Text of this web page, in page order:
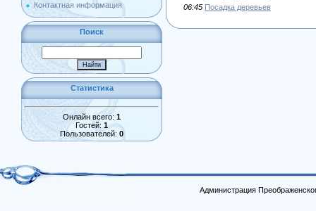
Контактная информация
Поиск
Статистика
Онлайн всего: 1
Гостей: 1
Пользователей: 0
06:45 Посадка деревьев
Администрация